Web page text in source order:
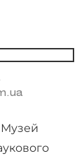
Музей